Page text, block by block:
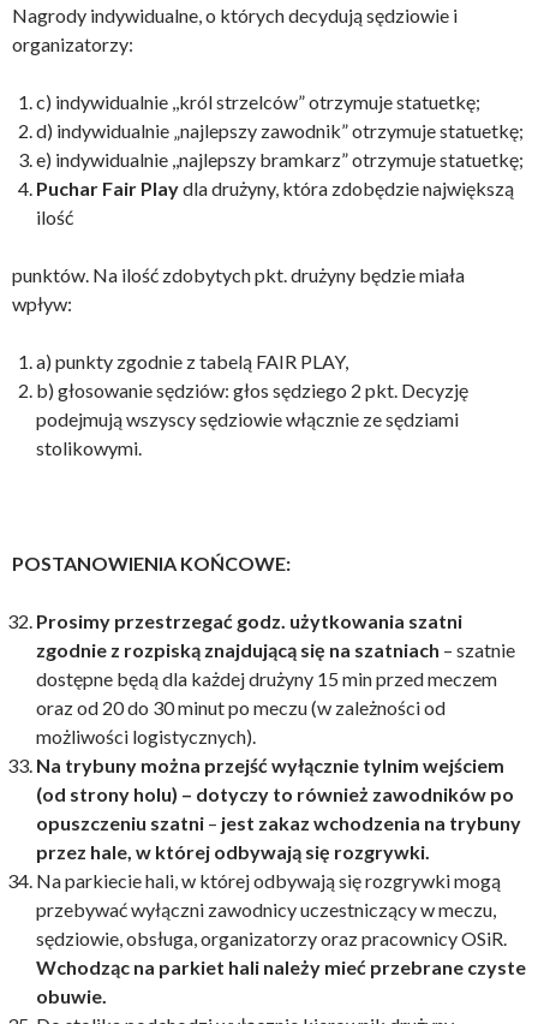
Nagrody indywidualne, o których decydują sędziowie i
organizatorzy:
c) indywidualnie ,,król strzelców” otrzymuje statuetkę;
d) indywidualnie „najlepszy zawodnik” otrzymuje statuetkę;
e) indywidualnie ,,najlepszy bramkarz” otrzymuje statuetkę;
Puchar Fair Playdla drużyny, która zdobędzie największą
ilość
punktów. Na ilość zdobytych pkt. drużyny będzie miała
wpływ:
a) punkty zgodnie z tabelą FAIR PLAY,
b) głosowanie sędziów: głos sędziego 2 pkt. Decyzję
podejmują wszyscy sędziowie włącznie ze sędziami
stolikowymi.
POSTANOWIENIA KOŃCOWE:
Prosimy przestrzegać godz. użytkowania szatni
zgodnie z rozpiską znajdującą się na szatniach – szatnie
dostępne będą dla każdej drużyny 15 min przed meczem
oraz od 20 do 30 minut po meczu (w zależności od
możliwości logistycznych).
Na trybuny można przejść wyłącznie tylnim wejściem
(od strony holu) – dotyczy to również zawodników po
opuszczeniu szatni – jest zakaz wchodzenia na trybuny
przez hale, w której odbywają się rozgrywki.
Na parkiecie hali, w której odbywają się rozgrywki mogą
przebywać wyłączni zawodnicy uczestniczący w meczu,
sędziowie, obsługa, organizatorzy oraz pracownicy OSiR.
Wchodząc na parkiet hali należy mieć przebrane czyste
obuwie.